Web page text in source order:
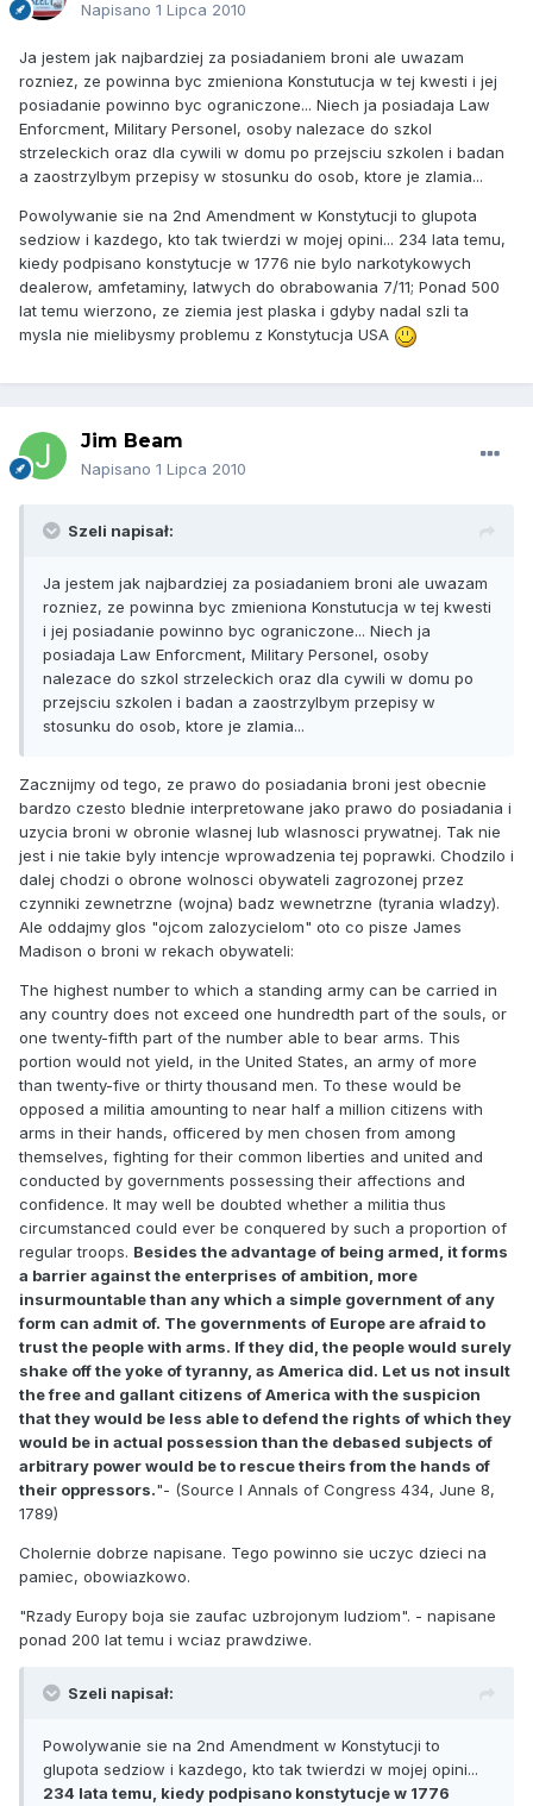
Napisano 1 Lipca 2010
Ja jestem jak najbardziej za posiadaniem broni ale uwazam
rozniez, ze powinna byc zmieniona Konstutucja w tej kwesti i jej
posiadanie powinno byc ograniczone... Niech ja posiadaja Law
Enforcment, Military Personel, osoby nalezace do szkol
strzeleckich oraz dla cywili w domu po przejsciu szkolen i badan
a zaostrzylbym przepisy w stosunku do osob, ktore je zlamia...
Powolywanie sie na 2nd Amendment w Konstytucji to glupota
sedziow i kazdego, kto tak twierdzi w mojej opini... 234 lata temu,
kiedy podpisano konstytucje w 1776 nie bylo narkotykowych
dealerow, amfetaminy, latwych do obrabowania 7/11; Ponad 500
lat temu wierzono, ze ziemia jest plaska i gdyby nadal szli ta
mysla nie mielibysmy problemu z Konstytucja USA
Jim Beam
Napisano 1 Lipca 2010
Szeli napisał:
Ja jestem jak najbardziej za posiadaniem broni ale uwazam
rozniez, ze powinna byc zmieniona Konstutucja w tej kwesti
i jej posiadanie powinno byc ograniczone... Niech ja
posiadaja Law Enforcment, Military Personel, osoby
nalezace do szkol strzeleckich oraz dla cywili w domu po
przejsciu szkolen i badan a zaostrzylbym przepisy w
stosunku do osob, ktore je zlamia...
Zacznijmy od tego, ze prawo do posiadania broni jest obecnie
bardzo czesto blednie interpretowane jako prawo do posiadania i
uzycia broni w obronie wlasnej lub wlasnosci prywatnej. Tak nie
jest i nie takie byly intencje wprowadzenia tej poprawki. Chodzilo i
dalej chodzi o obrone wolnosci obywateli zagrozonej przez
czynniki zewnetrzne (wojna) badz wewnetrzne (tyrania wladzy).
Ale oddajmy glos "ojcom zalozycielom" oto co pisze James
Madison o broni w rekach obywateli:
The highest number to which a standing army can be carried in
any country does not exceed one hundredth part of the souls, or
one twenty-fifth part of the number able to bear arms. This
portion would not yield, in the United States, an army of more
than twenty-five or thirty thousand men. To these would be
opposed a militia amounting to near half a million citizens with
arms in their hands, officered by men chosen from among
themselves, fighting for their common liberties and united and
conducted by governments possessing their affections and
confidence. It may well be doubted whether a militia thus
circumstanced could ever be conquered by such a proportion of
regular troops. Besides the advantage of being armed, it forms
a barrier against the enterprises of ambition, more
insurmountable than any which a simple government of any
form can admit of. The governments of Europe are afraid to
trust the people with arms. If they did, the people would surely
shake off the yoke of tyranny, as America did. Let us not insult
the free and gallant citizens of America with the suspicion
that they would be less able to defend the rights of which they
would be in actual possession than the debased subjects of
arbitrary power would be to rescue theirs from the hands of
their oppressors."- (Source I Annals of Congress 434, June 8,
1789)
Cholernie dobrze napisane. Tego powinno sie uczyc dzieci na
pamiec, obowiazkowo.
"Rzady Europy boja sie zaufac uzbrojonym ludziom". - napisane
ponad 200 lat temu i wciaz prawdziwe.
Szeli napisał:
Powolywanie sie na 2nd Amendment w Konstytucji to
glupota sedziow i kazdego, kto tak twierdzi w mojej opini...
234 lata temu, kiedy podpisano konstytucje w 1776